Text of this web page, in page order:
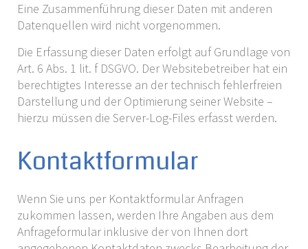
Eine Zusammenführung dieser Daten mit anderen
Datenquellen wird nicht vorgenommen.
Die Erfassung dieser Daten erfolgt auf Grundlage von
Art. 6 Abs. 1 lit. f DSGVO. Der Websitebetreiber hat ein
berechtigtes Interesse an der technisch fehlerfreien
Darstellung und der Optimierung seiner Website –
hierzu müssen die Server-Log-Files erfasst werden.
Kontaktformular
Wenn Sie uns per Kontaktformular Anfragen
zukommen lassen, werden Ihre Angaben aus dem
Anfrageformular inklusive der von Ihnen dort